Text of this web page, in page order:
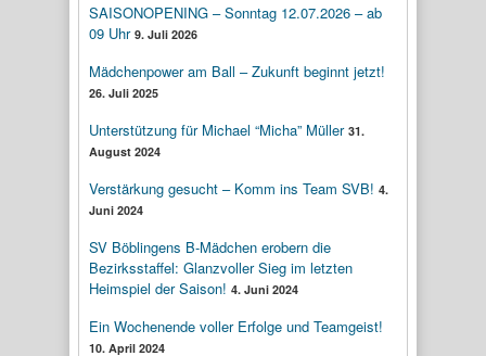
SAISONOPENING – Sonntag 12.07.2026 – ab
09 Uhr 9. Juli 2026
Mädchenpower am Ball – Zukunft beginnt jetzt!
26. Juli 2025
Unterstützung für Michael “Micha” Müller 31.
August 2024
Verstärkung gesucht – Komm ins Team SVB! 4.
Juni 2024
SV Böblingens B-Mädchen erobern die
Bezirksstaffel: Glanzvoller Sieg im letzten
Heimspiel der Saison! 4. Juni 2024
Ein Wochenende voller Erfolge und Teamgeist!
10. April 2024